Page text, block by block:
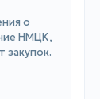
о
НМЦК,
закупок.